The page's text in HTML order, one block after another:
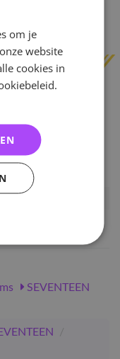
SEVENTEEN
/
om je
website
cookies in